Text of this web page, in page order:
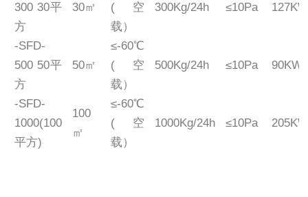
300 30平
方
30㎡
(空
载）
300Kg/24h ≤10Pa 127KW
-SFD-
500 50平
方
50㎡
≤-60℃
(空
载）
500Kg/24h ≤10Pa 90KW
-SFD-
1000(100
平方)
100
㎡
≤-60℃
(空
载）
1000Kg/24h ≤10Pa 205KW